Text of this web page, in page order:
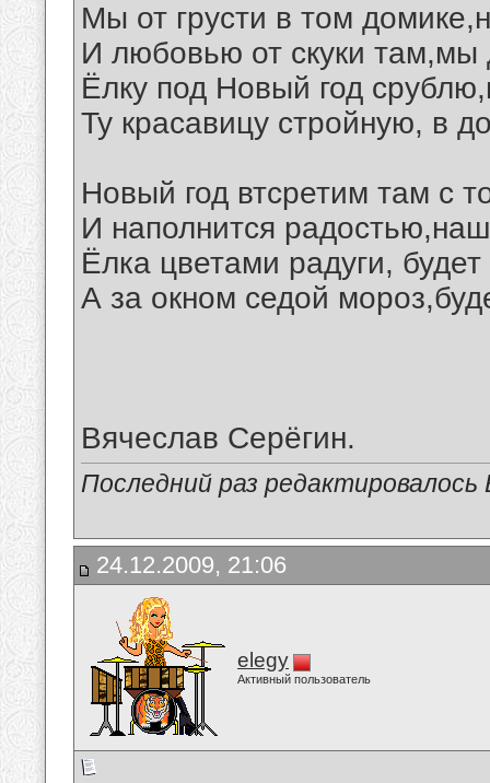
Мы от грусти в том
И любовью от скуки там,мы
Ёлку под Новый год
Ту красавицу стройную, в
Новый год втсретим там с
И наполнится
Ёлка цветами радуги,
А за окном седой
Вячеслав Серёгин.
Последний раз
24.12.2009, 21:06
elegy
Активный пользователь